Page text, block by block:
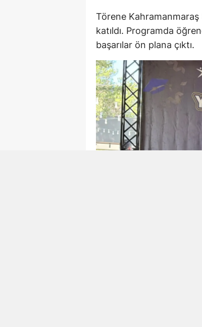
Törene Kahramanmaraş
katıldı. Programda
başarılar ön plana çıktı.